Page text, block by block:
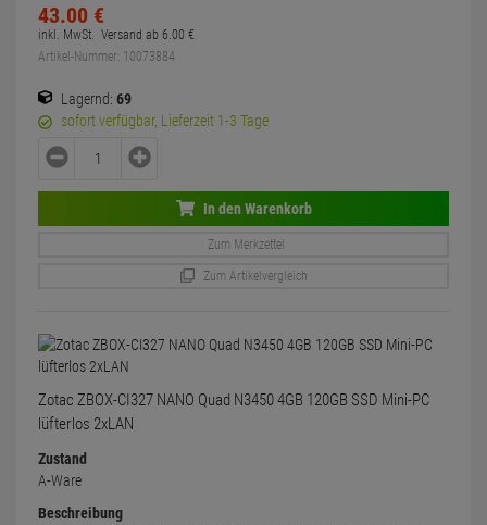
43.00 €
inkl. MwSt. Versand ab 6.00 €
Artikel-Nummer: 10073884
Lagernd: 69
sofort verfügbar, Lieferzeit 1-3 Tage
In den Warenkorb
Zum Merkzettel
Zum Artikelvergleich
Zotac ZBOX-CI327 NANO Quad N3450 4GB 120GB SSD Mini-PC
lüfterlos 2xLAN
Zustand
A-Ware
Beschreibung